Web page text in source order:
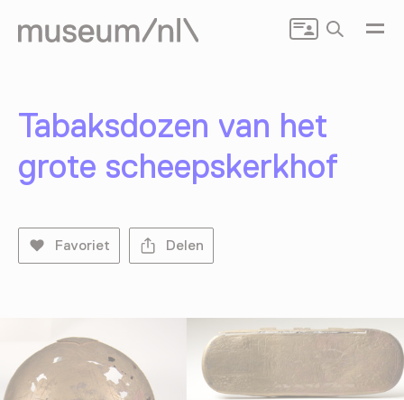
Zoeken
Tabaksdozen van het
grote scheepskerkhof
Favoriet Delen